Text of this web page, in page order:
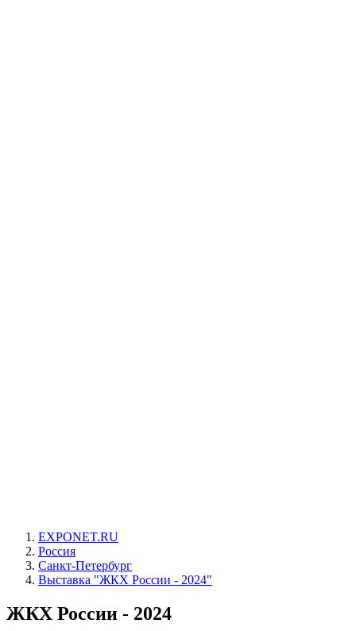
EXPONET.RU
Россия
Санкт-Петербург
Выставка "ЖКХ России - 2024"
ЖКХ России - 2024